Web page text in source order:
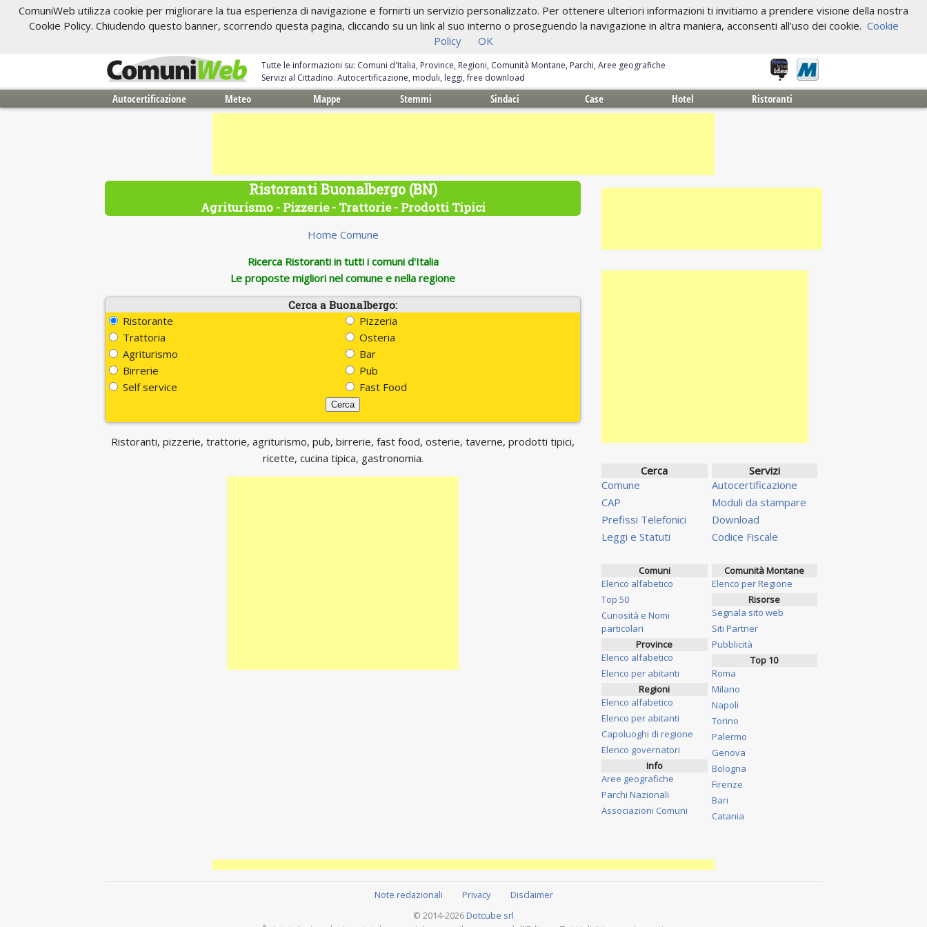
ComuniWeb utilizza cookie per migliorare la tua esperienza di navigazione e fornirti un servizio personalizzato. Per ottenere ulteriori informazioni ti invitiamo a prendere visione della nostra
Cookie Policy. Chiudendo questo banner, scorrendo questa pagina, cliccando su un link al suo interno o proseguendo la navigazione in altra maniera, acconsenti all'uso dei cookie. Cookie
Policy
OK
Tutte le informazioni su: Comuni d'Italia, Province, Regioni, Comunità Montane, Parchi, Aree geografiche
Servizi al Cittadino. Autocertificazione, moduli, leggi, free download
Autocertificazione Meteo Mappe Stemmi Sindaci Case Hotel Ristoranti
Ristoranti Buonalbergo (BN)
Agriturismo - Pizzerie - Trattorie - Prodotti Tipici
Home Comune
Ricerca Ristoranti in tutti i comuni d'Italia
Le proposte migliori nel comune e nella regione
Cerca a Buonalbergo:
Ristorante
Pizzeria
Trattoria
Osteria
Agriturismo
Bar
Birrerie
Pub
Self service
Fast Food
Ristoranti, pizzerie, trattorie, agriturismo, pub, birrerie, fast food, osterie, taverne, prodotti tipici,
ricette, cucina tipica, gastronomia.
Cerca
Comune
CAP
Prefissi Telefonici
Leggi e Statuti
Servizi
Autocertificazione
Moduli da stampare
Download
Codice Fiscale
Comuni
Elenco alfabetico
Top 50
Curiosità e Nomi
particolari
Province
Elenco alfabetico
Elenco per abitanti
Regioni
Elenco alfabetico
Elenco per abitanti
Capoluoghi di regione
Elenco governatori
Info
Aree geografiche
Parchi Nazionali
Associazioni Comuni
Comunità Montane
Elenco per Regione
Risorse
Segnala sito web
Siti Partner
Pubblicità
Top 10
Roma
Milano
Napoli
Torino
Palermo
Genova
Bologna
Firenze
Bari
Catania
Note redazionali Privacy
Disclaimer
© 2014-2026 Dotcube srl